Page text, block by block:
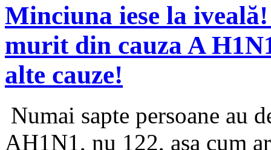
Minciuna iese la
murit din cauza A
alte cauze!
Numai sapte persoane au
AH1N1, nu 122, asa cum